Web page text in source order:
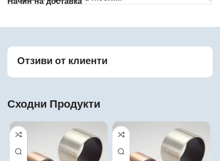
Отзиви от клиенти
Сходни Продукти